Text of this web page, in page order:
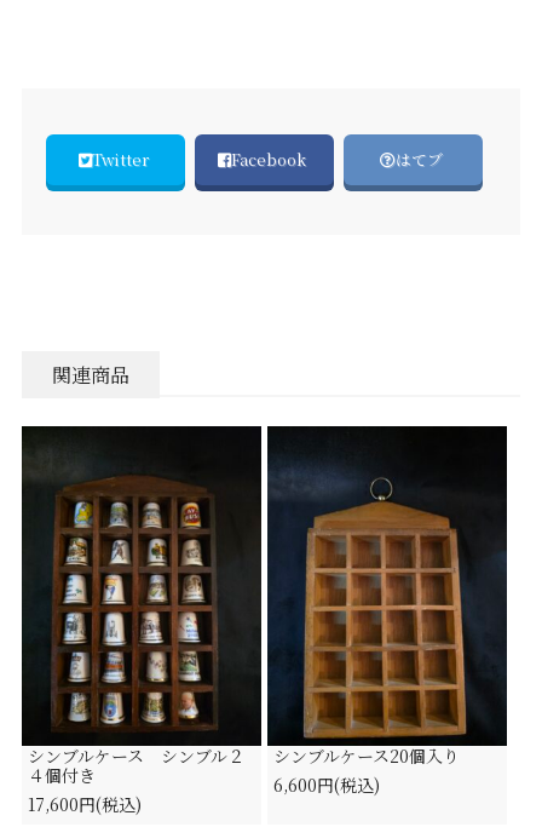
Twitter Facebook はてブ
関連商品
シンブルケース シンブル２
４個付き
17,600円(税込)
シンブルケース20個入り
6,600円(税込)